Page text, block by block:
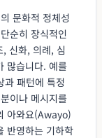
문화적 정체성
순히 장식적인
신화, 의례, 심
많습니다. 예를
패턴에 특정
이나 메시지를
아와요(Awayo)
반영하는 기하학